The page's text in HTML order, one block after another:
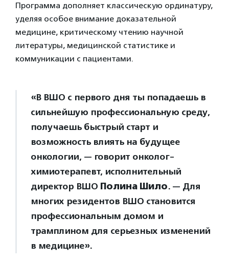
Программа дополняет классическую ординатуру,
уделяя особое внимание доказательной
медицине, критическому чтению научной
литературы, медицинской статистике и
коммуникации с пациентами.
«В ВШО с первого дня ты попадаешь в
сильнейшую профессиональную среду,
получаешь быстрый старт и
возможность влиять на будущее
онкологии, — говорит онколог-
химиотерапевт, исполнительный
директор ВШО Полина Шило. — Для
многих резидентов ВШО становится
профессиональным домом и
трамплином для серьезных изменений
в медицине».